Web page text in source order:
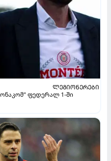
ᲚᲔᲒᲘᲝᲜᲔᲠᲔᲑᲘ
ფედერალ 1-ში